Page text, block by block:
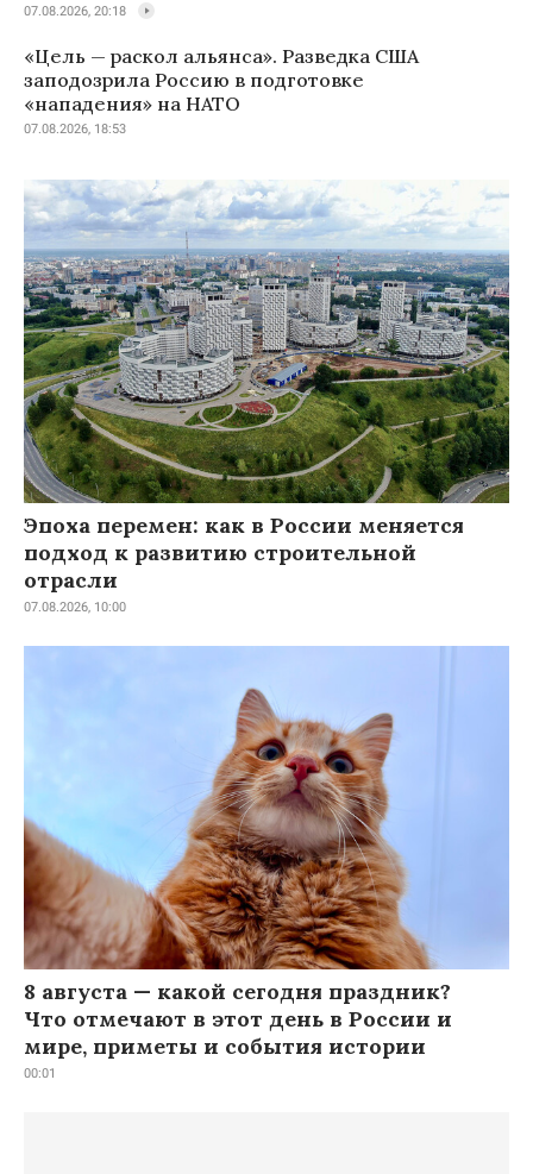
07.08.2026, 20:18
«Цель — раскол альянса». Разведка США
заподозрила Россию в подготовке
«нападения» на НАТО
07.08.2026, 18:53
Эпоха перемен: как в России меняется
подход к развитию строительной
отрасли
07.08.2026, 10:00
8 августа — какой сегодня праздник?
Что отмечают в этот день в России и
мире, приметы и события истории
00:01